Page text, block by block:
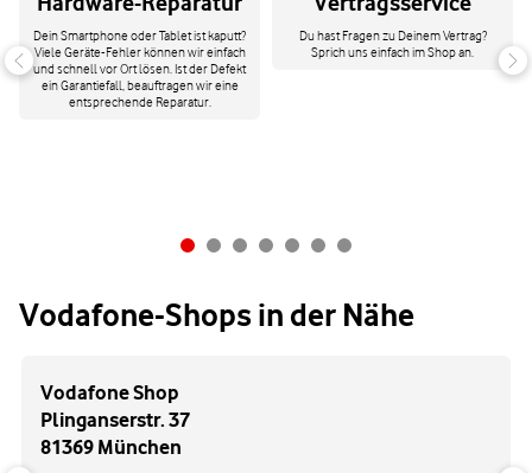
Dein Smartphone oder Tablet ist kaputt?
Viele Geräte-Fehler können wir einfach
und schnell vor Ort lösen. Ist der Defekt
ein Garantiefall, beauftragen wir eine
entsprechende Reparatur.
Du hast Fragen zu Deinem Vertrag?
Sprich uns einfach im Shop an.
Vodafone-Shops in der Nähe
Vodafone Shop
Plinganserstr. 37
81369 München